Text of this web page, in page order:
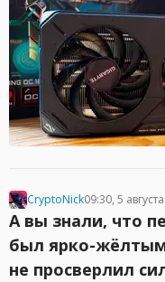
CryptoNick09:30, 5
А вы знали, что
был ярко-
не просверлил